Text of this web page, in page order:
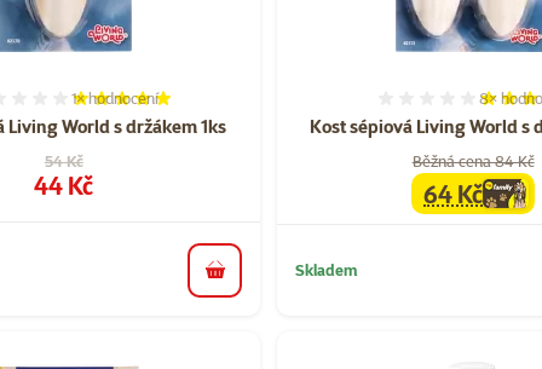
Living World s držákem 1ks
Hodnocení 100%, počet hodnocení: 1
1×hodnocení
Původní cena
54 Kč
Cena
44 Kč
do košíku
Kost sépiová Living World s
8×
Běžná cena 84 Kč
familycena
64 Kč
Skladem